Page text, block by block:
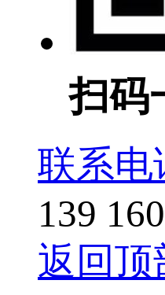
扫码
联系电
139
返回顶